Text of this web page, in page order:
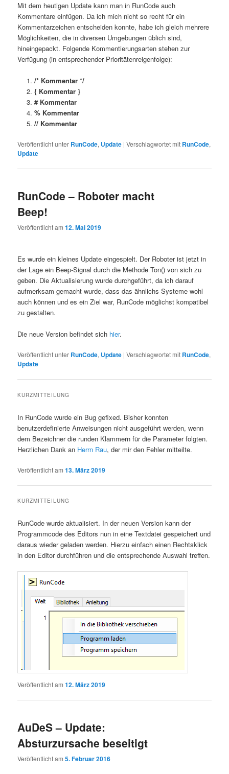
Mit dem heutigen Update kann man in RunCode auch
Kommentare einfügen. Da ich mich nicht so recht für ein
Kommentarzeichen entscheiden konnte, habe ich gleich mehrere
Möglichkeiten, die in diversen Umgebungen üblich sind,
hineingepackt. Folgende Kommentierungsarten stehen zur
Verfügung (in entsprechender Prioritätenreigenfolge):
/* Kommentar */
{ Kommentar }
# Kommentar
% Kommentar
// Kommentar
Veröffentlicht unter RunCode, Update |Verschlagwortet mit RunCode,
Update
RunCode – Roboter macht
Beep!
Veröffentlicht am12. Mai 2019
Es wurde ein kleines Update eingespielt. Der Roboter ist jetzt in
der Lage ein Beep-Signal durch die Methode Ton() von sich zu
geben. Die Aktualisierung wurde durchgeführt, da ich darauf
aufmerksam gemacht wurde, dass das ähnlichs Systeme wohl
auch können und es ein Ziel war, RunCode möglichst kompatibel
zu gestalten.
Die neue Version befindet sich hier.
Veröffentlicht unter RunCode, Update |Verschlagwortet mit RunCode,
Update
KURZMITTEILUNG
In RunCode wurde ein Bug gefixed. Bisher konnten
benutzerdefinierte Anweisungen nicht ausgeführt werden, wenn
dem Bezeichner die runden Klammern für die Parameter folgten.
Herzlichen Dank an Herrn Rau, der mir den Fehler mitteilte.
Veröffentlicht am13. März 2019
KURZMITTEILUNG
RunCode wurde aktualisiert. In der neuen Version kann der
Programmcode des Editors nun in eine Textdatei gespeichert und
daraus wieder geladen werden. Hierzu einfach einen Rechtsklick
in den Editor durchführen und die entsprechende Auswahl treffen.
Veröffentlicht am12. März 2019
AuDeS – Update:
Absturzursache beseitigt
Veröffentlicht am5. Februar 2016